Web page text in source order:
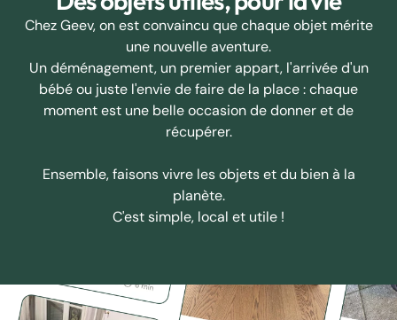
Chez Geev, on est convaincu que chaque objet mérite
une nouvelle aventure.
Un déménagement, un premier appart, l'arrivée d'un
bébé ou juste l'envie de faire de la place : chaque
moment est une belle occasion de donner et de
récupérer.
Ensemble, faisons vivre les objets et du bien à la
planète.
C'est simple, local et utile !